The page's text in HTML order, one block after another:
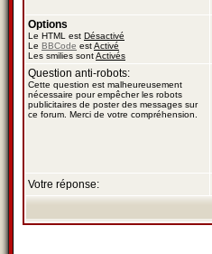
Options
Le HTML est Désactivé
Le BBCode estActivé
Les smilies sontActivés
Question anti-robots:
Cette question est malheureusement
nécessaire pour empêcher les robots
publicitaires de poster des messages sur
ce forum. Merci de votre compréhension.
Votre réponse: